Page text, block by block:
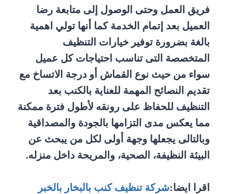
فريق العمل وحتى الوصول إلى متابعة رضا
العميل بعد إتمام الخدمة كما أنها تولي اهمية
بالغة بضرورة توفير خيارات التنظيف
المتخصصة التى تناسب احتياجات كل عميل
سواء من حيث نوع القماش أو درجة الاتساخ مع
تقديم النصائح المهمة للعناية بالكنب بعد
التنظيف للحفاظ على رونقه لأطول فترة ممكنة
مما يعكس مدى التزامها بالجودة والمصداقية
وبالتالى يجعلها وجهة أولى لكل من يبحث عن
البيئة النظيفة، الصحية، والمريحة داخل منزله.
اقرا ايضا:شركة تنظيف كنب بالبخار بالخبر